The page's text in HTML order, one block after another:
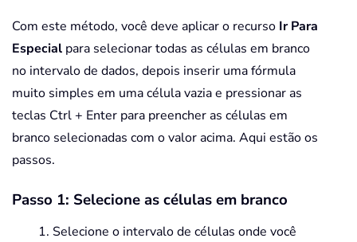
Com este método, você deve aplicar o recurso Ir Para
Especial para selecionar todas as células em branco
no intervalo de dados, depois inserir uma fórmula
muito simples em uma célula vazia e pressionar as
teclas Ctrl + Enter para preencher as células em
branco selecionadas com o valor acima. Aqui estão os
passos.
Passo 1: Selecione as células em branco
Selecione o intervalo de células onde você